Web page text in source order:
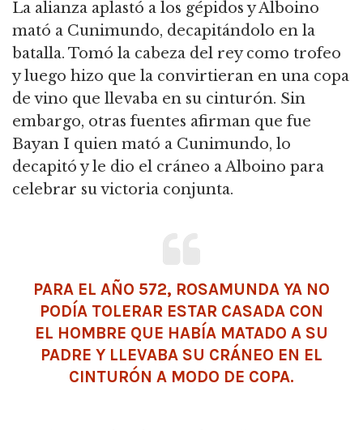
La alianza aplastó a los gépidos y Alboino
mató a Cunimundo, decapitándolo en la
batalla. Tomó la cabeza del rey como trofeo
y luego hizo que la convirtieran en una copa
de vino que llevaba en su cinturón. Sin
embargo, otras fuentes afirman que fue
Bayan I quien mató a Cunimundo, lo
decapitó y le dio el cráneo a Alboino para
celebrar su victoria conjunta.
PARA EL AÑO 572, ROSAMUNDA YA NO
PODÍA TOLERAR ESTAR CASADA CON
EL HOMBRE QUE HABÍA MATADO A SU
PADRE Y LLEVABA SU CRÁNEO EN EL
CINTURÓN A MODO DE COPA.